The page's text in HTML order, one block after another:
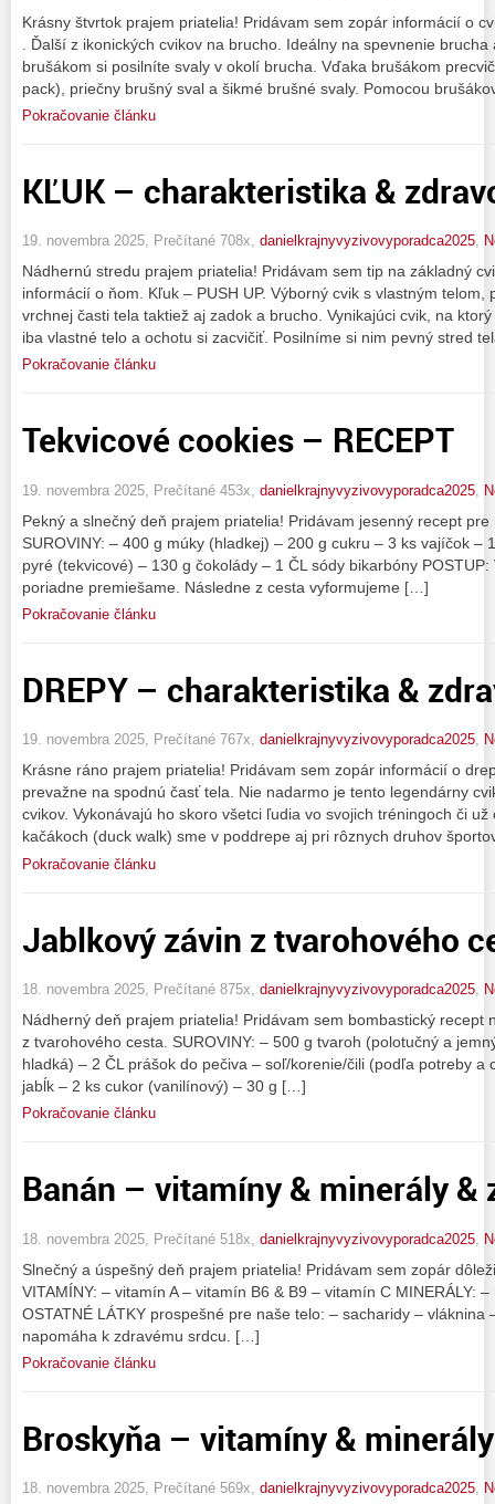
Krásny štvrtok prajem priatelia! Pridávam sem zopár informácií o
. Ďalší z ikonických cvikov na brucho. Ideálny na spevnenie
brušákom si posilníte svaly v okolí brucha. Vďaka brušákom
pack), priečny brušný sval a šikmé brušné svaly. Pomocou
Pokračovanie článku
KĽUK – charakteristika &
19. novembra 2025, Prečítané 708x, danielkrajnyvyzivovyporadca2025,
Nádhernú stredu prajem priatelia! Pridávam sem tip na základný
informácií o ňom. Kľuk – PUSH UP. Výborný cvik s vlastným
vrchnej časti tela taktiež aj zadok a brucho. Vynikajúci cvik, na
iba vlastné telo a ochotu si zacvičiť. Posilníme si nim pevný stred
Pokračovanie článku
Tekvicové cookies – RECEPT
19. novembra 2025, Prečítané 453x, danielkrajnyvyzivovyporadca2025
Pekný a slnečný deň prajem priatelia! Pridávam jesenný recept
SUROVINY: – 400 g múky (hladkej) – 200 g cukru – 3 ks vajíčok –
pyré (tekvicové) – 130 g čokolády – 1 ČL sódy bikarbóny
poriadne premiešame. Následne z cesta vyformujeme […]
Pokračovanie článku
DREPY – charakteristika &
19. novembra 2025, Prečítané 767x, danielkrajnyvyzivovyporadca2025,
Krásne ráno prajem priatelia! Pridávam sem zopár informácií o
prevažne na spodnú časť tela. Nie nadarmo je tento legendárny
cvikov. Vykonávajú ho skoro všetci ľudia vo svojich tréningoch či
kačákoch (duck walk) sme v poddrepe aj pri rôznych druhov
Pokračovanie článku
Jablkový závin z tvarohového
18. novembra 2025, Prečítané 875x, danielkrajnyvyzivovyporadca2025,
Nádherný deň prajem priatelia! Pridávam sem bombastický recept
z tvarohového cesta. SUROVINY: – 500 g tvaroh (polotučný a
hladká) – 2 ČL prášok do pečiva – soľ/korenie/čili (podľa potreby a
jabĺk – 2 ks cukor (vanilínový) – 30 g […]
Pokračovanie článku
Banán – vitamíny & minerály &
18. novembra 2025, Prečítané 518x, danielkrajnyvyzivovyporadca2025
Slnečný a úspešný deň prajem priatelia! Pridávam sem zopár
VITAMÍNY: – vitamín A – vitamín B6 & B9 – vitamín C MINERÁLY:
OSTATNÉ LÁTKY prospešné pre naše telo: – sacharidy –
napomáha k zdravému srdcu. […]
Pokračovanie článku
Broskyňa – vitamíny &
18. novembra 2025, Prečítané 569x, danielkrajnyvyzivovyporadca2025,